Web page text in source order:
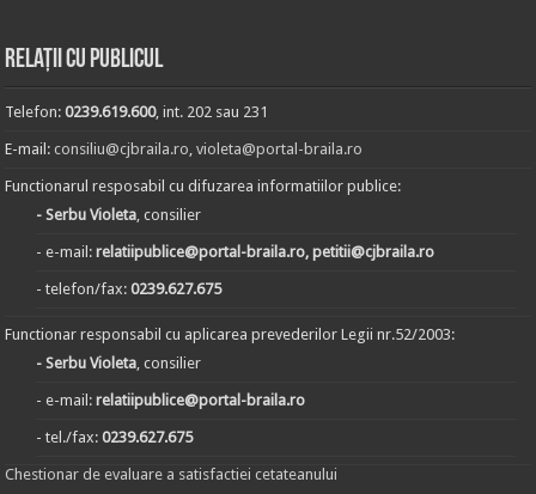
Relații cu publicul
Telefon:0239.619.600, int. 202 sau 231
E-mail:consiliu@cjbraila.ro,violeta@portal-braila.ro
Functionarul resposabil cu difuzarea informatiilor publice:
- Serbu Violeta, consilier
- e-mail:relatiipublice@portal-braila.ro, petitii@cjbraila.ro
- telefon/fax:0239.627.675
Functionar responsabil cu aplicarea prevederilor Legii nr.52/2003:
- Serbu Violeta, consilier
- e-mail:relatiipublice@portal-braila.ro
- tel./fax:0239.627.675
Chestionar de evaluare a satisfactiei cetateanului